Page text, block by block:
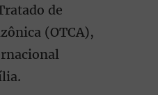
de
(OTCA),